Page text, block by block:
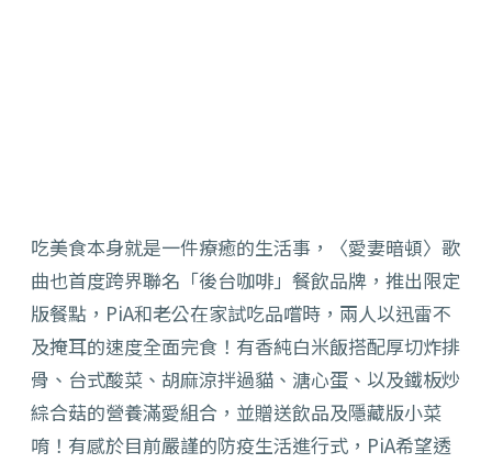
吃美食本身就是一件療癒的生活事，〈愛妻暗頓〉歌
曲也首度跨界聯名「後台咖啡」餐飲品牌，推出限定
版餐點，PiA和老公在家試吃品嚐時，兩人以迅雷不
及掩耳的速度全面完食！有香純白米飯搭配厚切炸排
骨、台式酸菜、胡麻涼拌過貓、溏心蛋、以及鐵板炒
綜合菇的營養滿愛組合，並贈送飲品及隱藏版小菜
唷！有感於目前嚴謹的防疫生活進行式，PiA希望透